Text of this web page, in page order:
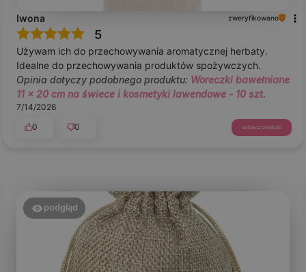
Iwona zweryfikowano
5
Używam ich do przechowywania aromatycznej herbaty.
Idealne do przechowywania produktów spożywczych.
Opinia dotyczy podobnego produktu: Woreczki bawełniane
11 x 20 cm na świece i kosmetyki lawendowe - 10 szt.
7/14/2026
0
0 zobacz produkt
podgląd